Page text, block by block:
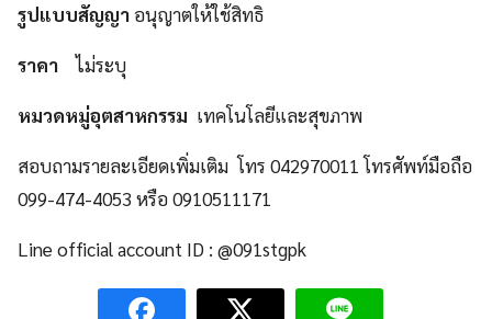
รูปแบบสัญญา อนุญาตให้ใช้สิทธิ
ราคา ไม่ระบุ
หมวดหมู่อุตสาหกรรม เทคโนโลยีและสุขภาพ
สอบถามรายละเอียดเพิ่มเติม โทร 042970011 โทรศัพท์มือถือ
099-474-4053 หรือ 0910511171
Line official account ID : @091stgpk